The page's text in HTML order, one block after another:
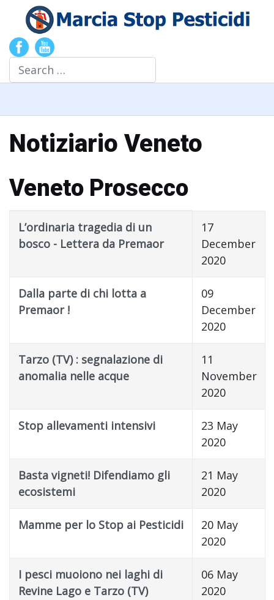
Search
Notiziario Veneto
Veneto Prosecco
Title Published Date
L’ordinaria tragedia di un
bosco - Lettera da Premaor
17
December
2020
Dalla parte di chi lotta a
Premaor !
09
December
2020
Tarzo (TV) : segnalazione di
anomalia nelle acque
11
November
2020
Stop allevamenti intensivi
23 May
2020
Basta vigneti! Difendiamo gli
ecosistemi
21 May
2020
Mamme per lo Stop ai Pesticidi
20 May
2020
I pesci muoiono nei laghi di
Revine Lago e Tarzo (TV)
06 May
2020